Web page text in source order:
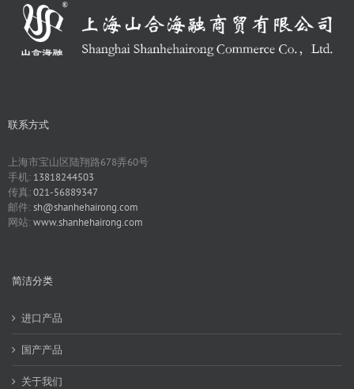
联系方式
上海市宝山区陆翔路678弄60号
手机: 13818244503
传真:021-56889347
邮件:sh@shanhehairong.com
网站:www.shanhehairong.com
简洁分类
进口产品
国产产品
关于我们